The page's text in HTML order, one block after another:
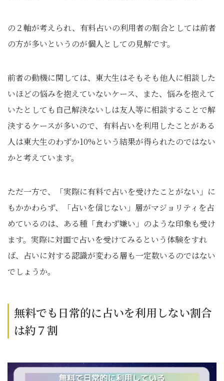
の２軸が考えられ、有料占いの利用者の割合としては前者
の方が多いというのが個人としての見解です。
前者の動機に関しては、東大生はそもそも他人に相談した
いほどの悩みを抱えていないケース、また、悩みを抱えて
いたとしても自己解決ないしは友人等に相談することで解
決するケースが多いので、有料占いを利用したことがある
人は東大生のわずか10%という結果が得られたのではない
かと考えています。
ただ一方で、「実際に有料で占いを受けたことがない」に
もかかわらず、「占いを信じない」層がマジョリティを占
めているのは、ある種「食わず嫌い」のような印象も受け
ます。実際に対面で占いを受けてみるという体験をすれ
ば、占いに対する認識が変わる層も一定数いるのではない
でしょうか。
無料でも日常的に占いを利用しない割合
は約７割